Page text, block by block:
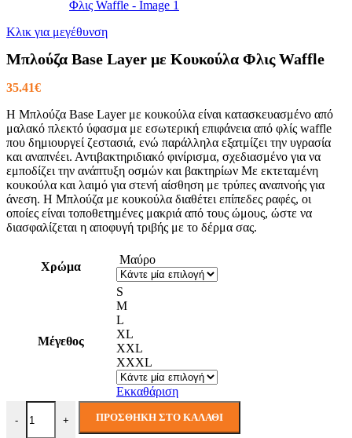
Κλικ για μεγέθυνση
Μπλούζα Base Layer με Κουκούλα Φλις Waffle
35.41€
Η Μπλούζα Base Layer με κουκούλα είναι κατασκευασμένο από
μαλακό πλεκτό ύφασμα με εσωτερική επιφάνεια από φλίς waffle
που δημιουργεί ζεστασιά, ενώ παράλληλα εξατμίζει την υγρασία
και αναπνέει. Αντιβακτηριδιακό φινίρισμα, σχεδιασμένο για να
εμποδίζει την ανάπτυξη οσμών και βακτηρίων Με εκτεταμένη
κουκούλα και λαιμό για στενή αίσθηση με τρύπες αναπνοής για
άνεση. Η Μπλούζα με κουκούλα διαθέτει επίπεδες ραφές, οι
οποίες είναι τοποθετημένες μακριά από τους ώμους, ώστε να
διασφαλίζεται η αποφυγή τριβής με το δέρμα σας.
Χρώμα
Μαύρο
Μέγεθος
S
M
L
XL
XXL
XXXL
Εκκαθάριση
-
Μπλούζα Base Layer με Κουκούλα Φλις Waffle ποσότητα
+ ΠΡΟΣΘΉΚΗ ΣΤΟ ΚΑΛΆΘΙ